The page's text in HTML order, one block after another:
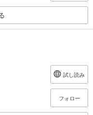
試し読み
フォロー